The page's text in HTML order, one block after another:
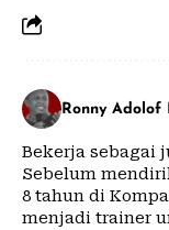
Ronny Adolof
Bekerja sebagai
Sebelum
8 tahun di
menjadi trainer